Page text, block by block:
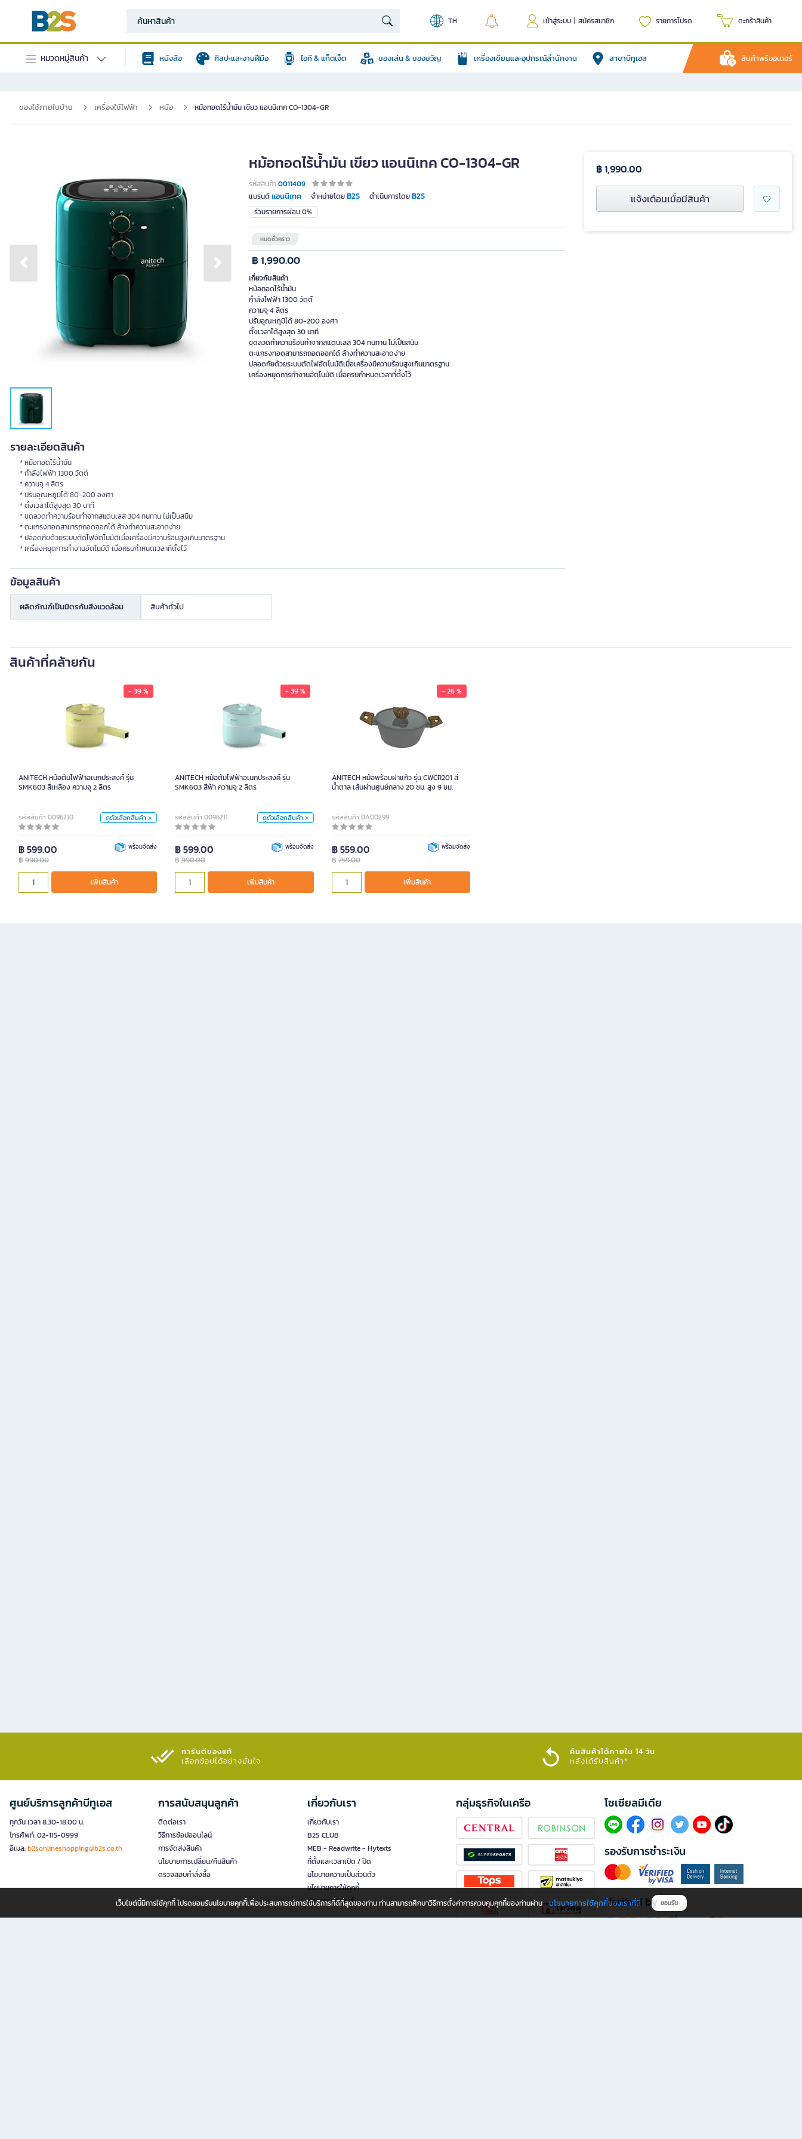
TH เข้าสู่ระบบ | สมัครสมาชิก รายการโปรด ตะกร้าสินค้า
หมวดหมู่สินค้า หนังสือ ศิลปะและงานฝีมือ ไอที & แก็ตเจ็ต ของเล่น & ของขวัญ เครื่องเขียนและอุปกรณ์สำนักงาน สาขาบีทูเอส สินค้าพรีออเดอร์
ของใช้ภายในบ้าน เครื่องใช้ไฟฟ้า หม้อ หม้อทอดไร้น้ำมัน เขียว แอนนิเทค CO-1304-GR
Previous slide Next slide
หม้อทอดไร้น้ำมัน เขียว แอนนิเทค CO-1304-GR
รหัสสินค้า0011409
แบรนด์แอนนิเทค จำหน่ายโดยB2S ดำเนินการโดยB2S
ร่วมรายการผ่อน 0%
หมดชั่วคราว
฿ 1,990.00
เกี่ยวกับสินค้า
หม้อทอดไร้น้ำมัน
กำลังไฟฟ้า 1300 วัตต์
ความจุ 4 ลิตร
ปรับอุณหภูมิได้ 80-200 องศา
ตั้งเวลาได้สูงสุด 30 นาที
ขดลวดทำความร้อนทำจากสแตนเลส 304 ทนทาน ไม่เป็นสนิม
ตะแกรงทอดสามารถถอดออกได้ ล้างทำความสะอาดง่าย
ปลอดกัยด้วยระบบตัดไฟอัตโนมัติเมื่อเครื่องมีความร้อนสูงเกินมาตรฐาน
เครื่องหยุดการทำงานอัตโนมัติ เมื่อครบกำหนดเวลาที่ตั้งไว้
รายละเอียดสินค้า
* หม้อทอดไร้น้ำมัน
* กำลังไฟฟ้า 1300 วัตต์
* ความจุ 4 ลิตร
* ปรับอุณหภูมิได้ 80-200 องศา
* ตั้งเวลาได้สูงสุด 30 นาที
* ขดลวดทำความร้อนทำจากสแตนเลส 304 ทนทาน ไม่เป็นสนิม
* ตะแกรงทอดสามารถถอดออกได้ ล้างทำความสะอาดง่าย
* ปลอดกัยด้วยระบบตัดไฟอัตโนมัติเมื่อเครื่องมีความร้อนสูงเกินมาตรฐาน
* เครื่องหยุดการทำงานอัตโนมัติ เมื่อครบกำหนดเวลาที่ตั้งไว้
ข้อมูลสินค้า
ผลิตภัณฑ์เป็นมิตรกับสิ่งแวดล้อม สินค้าทั่วไป
฿ 1,990.00
แจ้งเตือนเมื่อมีสินค้า
สินค้าที่คล้ายกัน
- 39 %
ANITECH หม้อต้มไฟฟ้าอเนกประสงค์ รุ่น
SMK603 สีเหลือง ความจุ 2 ลิตร
รหัสสินค้า 0096210 ดูตัวเลือกสินค้า >
฿ 599.00
฿ 990.00
พร้อมจัดส่ง
เพิ่มสินค้า
ANITECH หม้อต้มไฟฟ้าอเนกประสงค์ รุ่น
SMK603 สีเหลือง ความจุ 2 ลิตร
- 39 %
ANITECH หม้อต้มไฟฟ้าอเนกประสงค์ รุ่น
SMK603 สีฟ้า ความจุ 2 ลิตร
รหัสสินค้า 0096211 ดูตัวเลือกสินค้า >
฿ 599.00
฿990.00
พร้อมจัดส่ง
เพิ่มสินค้า
ANITECH หม้อต้มไฟฟ้าอเนกประสงค์ รุ่น
SMK603 สีฟ้า ความจุ 2 ลิตร
- 26 %
ANITECH หม้อพร้อมฝาแก้ว รุ่น CWCR201 สี
น้ำตาล เส้นผ่านศูนย์กลาง 20 ซม. สูง 9 ซม.
รหัสสินค้า 0A00299
฿ 559.00
฿ 759.00
พร้อมจัดส่ง
เพิ่มสินค้า
การันตีของแท้
เลือกช้อปได้อย่างมั่นใจ​
คืนสินค้าได้ภายใน 14 วัน
หลังได้รับสินค้า*
ศูนย์บริการลูกค้าบีทูเอส
ทุกวัน เวลา 8.30-18.00 น.
โทรศัพท์: 02-115-0999
อีเมล:b2sonlineshopping@b2s.co.th
การสนับสนุนลูกค้า
ติดต่อเรา
วิธีการช้อปออนไลน์
การจัดส่งสินค้า
นโยบายการเปลี่ยน/คืนสินค้า
ตรวจสอบคำสั่งซื้อ
เกี่ยวกับเรา
เกี่ยวกับเรา
B2S CLUB
MEB - Readwrite - Hytexts
ที่ตั้งและเวลาเปิด / ปิด
นโยบายความเป็นส่วนตัว
นโยบายการใช้คุกกี้
นักลงทุนสัมพันธ์
กลุ่มธุรกิจในเครือ โซเซียลมีเดีย​
รองรับการชำระเงิน
Verified by
เว็บไซต์นี้มีการใช้คุกกี้ โปรดยอมรับนโยบายคุกกี้เพื่อประสบการณ์การใช้บริการที่ดีที่สุดของท่าน ท่านสามารถศึกษาวิธีการตั้งค่าการควบคุมคุกกี้ของท่านผ่าน นโยบายการใช้คุกกี้ของเราที่นี่ ยอมรับ